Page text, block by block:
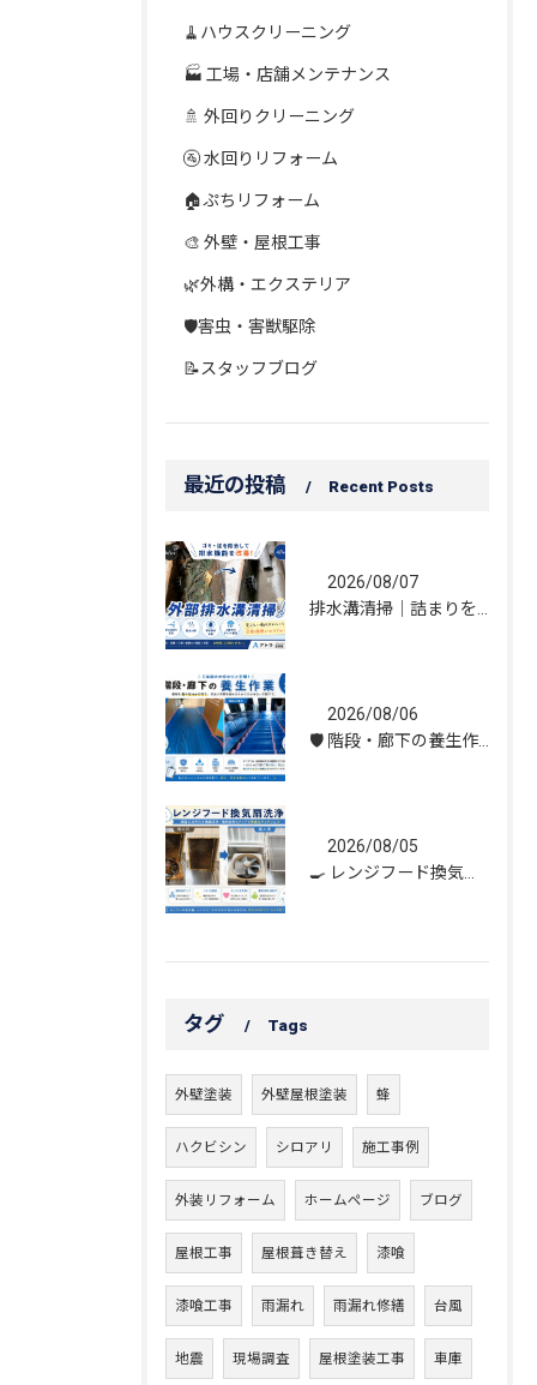
🧹ハウスクリーニング
🏭 工場・店舗メンテナンス
🚿 外回りクリーニング
🚰 水回りリフォーム
🏠ぷちリフォーム
🎨 外壁・屋根工事
🌿外構・エクステリア
🛡️害虫・害獣駆除
📝スタッフブログ
最近の投稿 Recent Posts
2026/08/07
2026/08/06
2026/08/05
タグ Tags
外壁塗装 外壁屋根塗装 蜂
ハクビシン シロアリ 施工事例
外装リフォーム ホームページ ブログ
屋根工事 屋根葺き替え 漆喰
漆喰工事 雨漏れ 雨漏れ修繕 台風
地震 現場調査 屋根塗装工事 車庫